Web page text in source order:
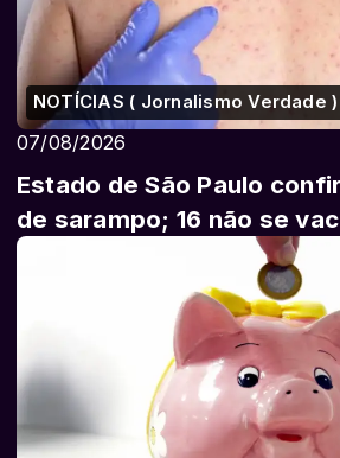
NOTÍCIAS ( Jornalismo Verdade )
07/08/2026
Estado de São Paulo
de sarampo; 16 não se